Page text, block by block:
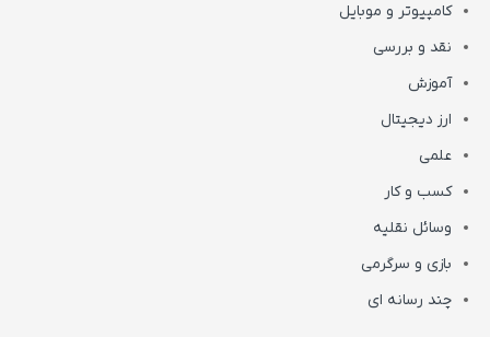
کامپیوتر و موبایل
نقد و بررسی
آموزش
ارز دیجیتال
علمی
کسب و کار
وسائل نقلیه
بازی و سرگرمی
چند رسانه ای